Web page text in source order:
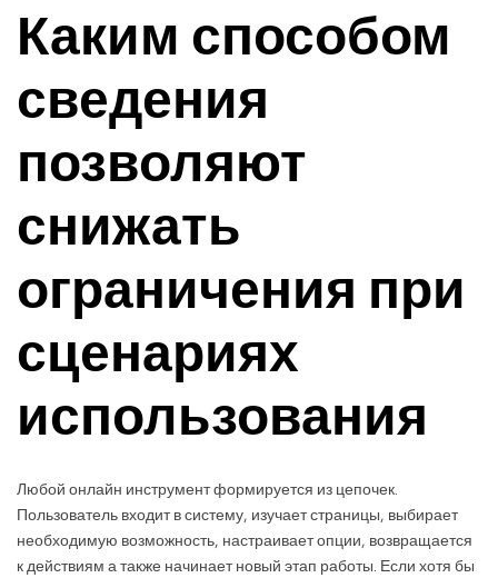
Каким способом
сведения
позволяют
снижать
ограничения при
сценариях
использования
Любой онлайн инструмент формируется из цепочек.
Пользователь входит в систему, изучает страницы, выбирает
необходимую возможность, настраивает опции, возвращается
к действиям а также начинает новый этап работы. Если хотя бы